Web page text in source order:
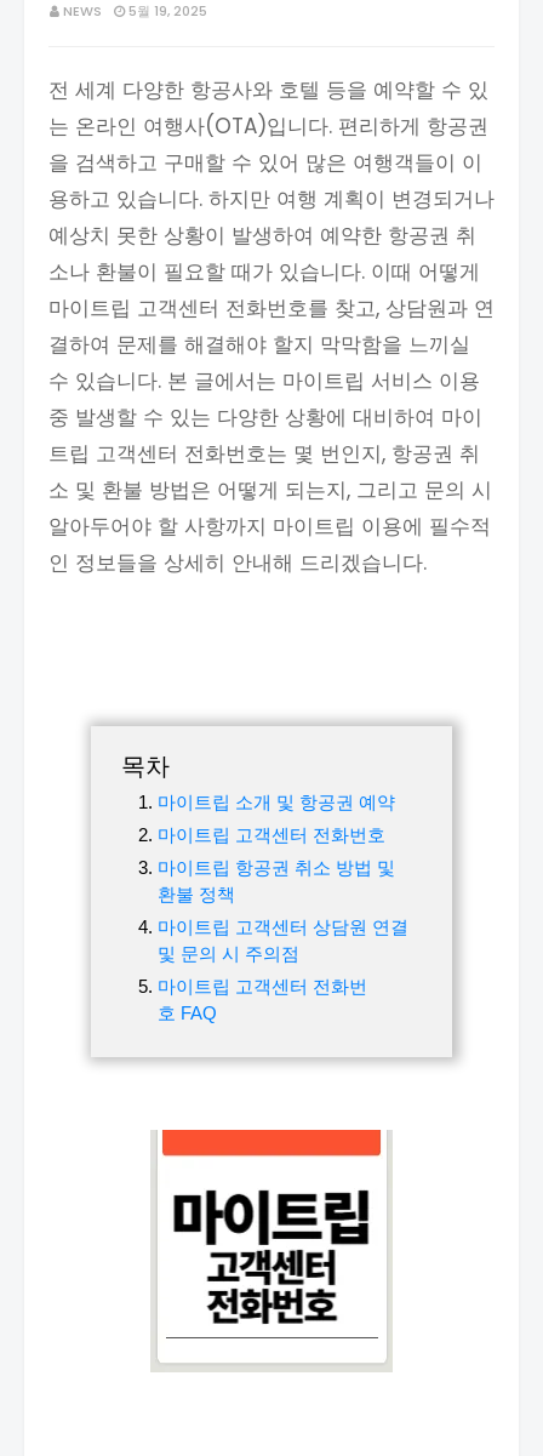
NEWS 5월 19, 2025
전 세계 다양한 항공사와 호텔 등을 예약할 수 있
는 온라인 여행사(OTA)입니다. 편리하게 항공권
을 검색하고 구매할 수 있어 많은 여행객들이 이
용하고 있습니다. 하지만 여행 계획이 변경되거나
예상치 못한 상황이 발생하여 예약한 항공권 취
소나 환불이 필요할 때가 있습니다. 이때 어떻게
마이트립 고객센터 전화번호를 찾고, 상담원과 연
결하여 문제를 해결해야 할지 막막함을 느끼실
수 있습니다. 본 글에서는 마이트립 서비스 이용
중 발생할 수 있는 다양한 상황에 대비하여 마이
트립 고객센터 전화번호는 몇 번인지, 항공권 취
소 및 환불 방법은 어떻게 되는지, 그리고 문의 시
알아두어야 할 사항까지 마이트립 이용에 필수적
인 정보들을 상세히 안내해 드리겠습니다.
목차
마이트립 소개 및 항공권 예약
마이트립 고객센터 전화번호
마이트립 항공권 취소 방법 및
환불 정책
마이트립 고객센터 상담원 연결
및 문의 시 주의점
마이트립 고객센터 전화번
호 FAQ